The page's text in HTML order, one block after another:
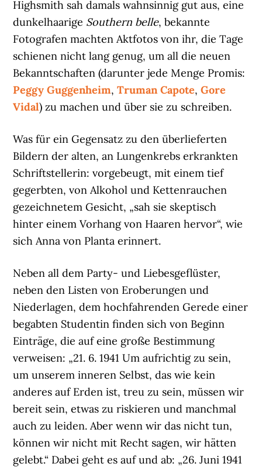
Highsmith sah damals wahnsinnig gut aus, eine
dunkelhaarige Southern belle, bekannte
Fotografen machten Aktfotos von ihr, die Tage
schienen nicht lang genug, um all die neuen
Bekanntschaften (darunter jede Menge Promis:
Peggy Guggenheim,Truman Capote,Gore
Vidal) zu machen und über sie zu schreiben.
Was für ein Gegensatz zu den überlieferten
Bildern der alten, an Lungenkrebs erkrankten
Schriftstellerin: vorgebeugt, mit einem tief
gegerbten, von Alkohol und Kettenrauchen
gezeichnetem Gesicht, „sah sie skeptisch
hinter einem Vorhang von Haaren hervor“, wie
sich Anna von Planta erinnert.
Neben all dem Party- und Liebesgeflüster,
neben den Listen von Eroberungen und
Niederlagen, dem hochfahrenden Gerede einer
begabten Studentin finden sich von Beginn
Einträge, die auf eine große Bestimmung
verweisen: „21. 6. 1941 Um aufrichtig zu sein,
um unserem inneren Selbst, das wie kein
anderes auf Erden ist, treu zu sein, müssen wir
bereit sein, etwas zu riskieren und manchmal
auch zu leiden. Aber wenn wir das nicht tun,
können wir nicht mit Recht sagen, wir hätten
gelebt.“ Dabei geht es auf und ab: „26. Juni 1941